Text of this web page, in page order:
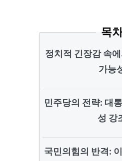
목
정치적 긴장감 속
가능
민주당의 전략: 대
성 강
국민의힘의 반격: